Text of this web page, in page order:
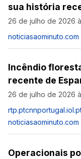
sua história
26 de julho de 2026
noticiasaominuto.com
Incêndio
recente de
26 de julho de 2026
rtp.pt
noticiasaominuto.com
Operacionais